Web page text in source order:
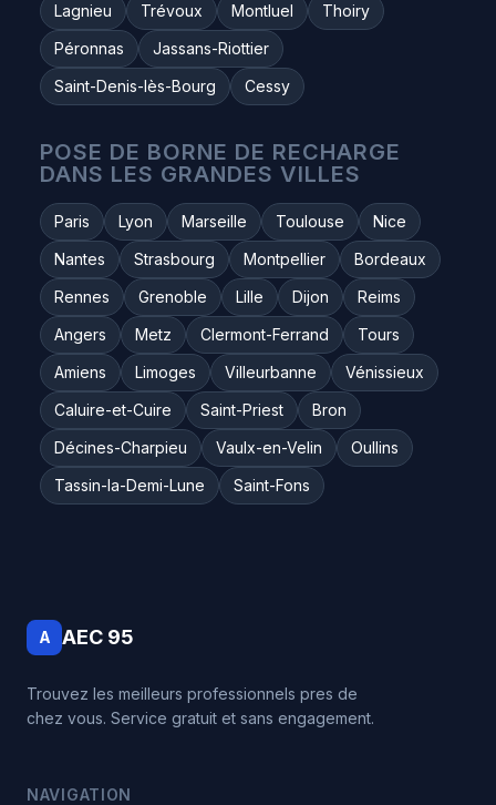
Lagnieu
Trévoux Montluel
Thoiry
Péronnas
Jassans-Riottier
Saint-Denis-lès-Bourg
Cessy
POSE DE BORNE DE RECHARGE
DANS LES GRANDES VILLES
Paris Lyon Marseille Toulouse
Nice
Nantes
Strasbourg Montpellier
Bordeaux
Rennes
Grenoble Lille Dijon
Reims
Angers
Metz Clermont-Ferrand
Tours
Amiens
Limoges Villeurbanne
Vénissieux
Caluire-et-Cuire
Saint-Priest
Bron
Décines-Charpieu
Vaulx-en-Velin
Oullins
Tassin-la-Demi-Lune
Saint-Fons
A AEC 95
Trouvez les meilleurs professionnels pres de
chez vous. Service gratuit et sans engagement.
NAVIGATION